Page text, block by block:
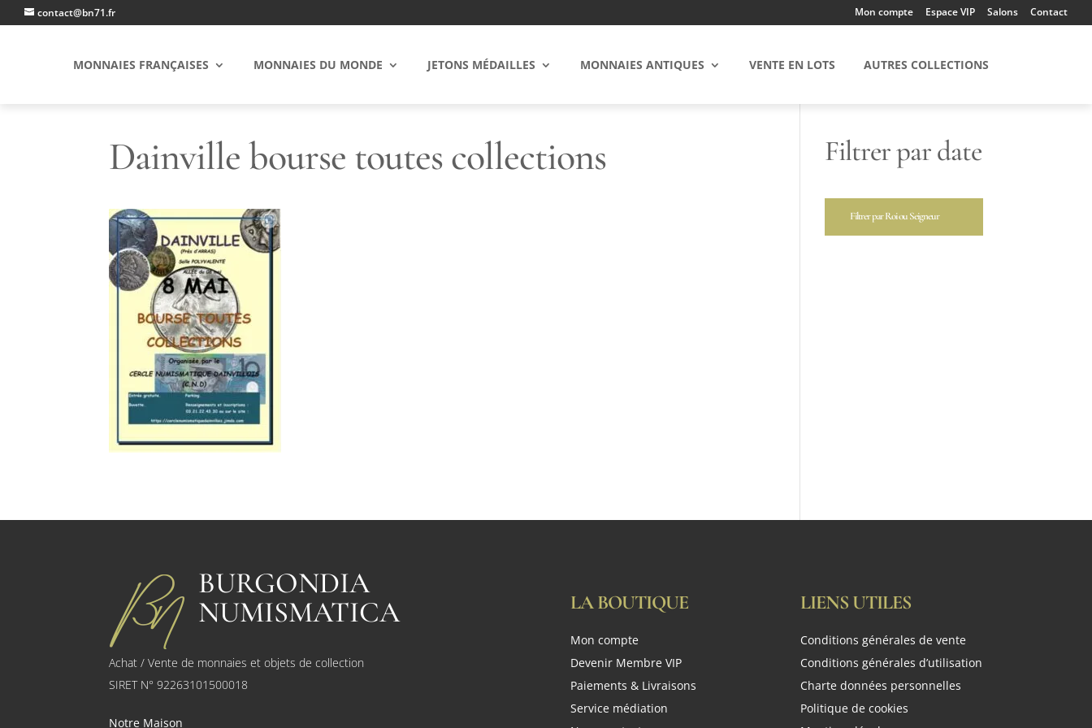
contact@bn71.fr Mon compte Espace VIP Salons Contact
MONNAIES FRANÇAISES MONNAIES DU MONDE JETONS MÉDAILLES MONNAIES ANTIQUES VENTE EN LOTS AUTRES COLLECTIONS
Dainville bourse toutes collections Filtrer par date
Filtrer par Roi ou Seigneur
BURGONDIA
NUMISMATICA
Achat / Vente de monnaies et objets de collection
SIRET N° 92263101500018
Notre Maison
LA BOUTIQUE
Mon compte
Devenir Membre VIP
Paiements & Livraisons
Service médiation
LIENS UTILES
Conditions générales de vente
Conditions générales d’utilisation
Charte données personnelles
Politique de cookies